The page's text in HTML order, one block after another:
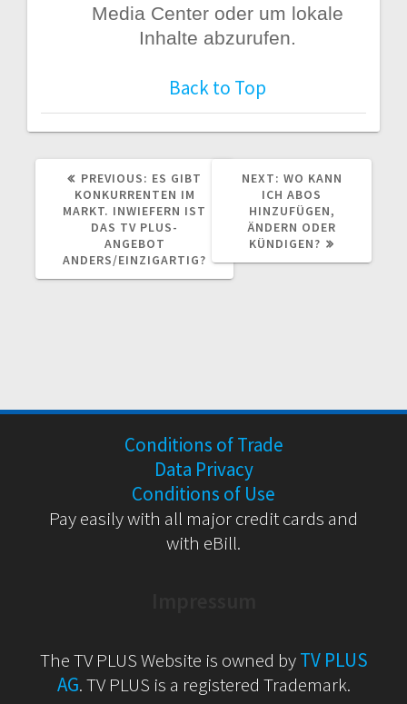
Media Center oder um lokale
Inhalte abzurufen.
Back to Top
PREVIOUS: PREVIOUS
POST:
ES GIBT
KONKURRENTEN IM
MARKT. INWIEFERN IST
DAS TV PLUS-
ANGEBOT
ANDERS/EINZIGARTIG?
NEXT: NEXT
POST:
WO KANN
ICH ABOS
HINZUFÜGEN,
ÄNDERN ODER
KÜNDIGEN?
Conditions of Trade
Data Privacy
Conditions of Use
Pay easily with all major credit cards and
with eBill.
The TV PLUS Website is owned byTV PLUS
AG. TV PLUS is a registered Trademark.